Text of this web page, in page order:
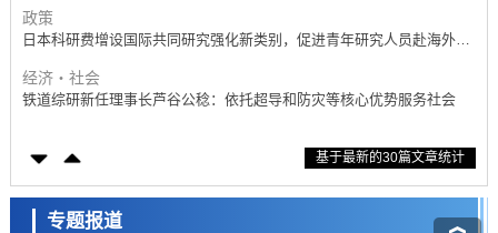
经济・社会
铁道综研新任理事长芦谷公稔：依托超导和防灾等核心优势服务社会
科学研究
东京大学通过叶绿体基因组编辑技术强化碳固定酶，成功提高光合作用
藤田医科大学等成功鉴定出非结核分枝杆菌生存的必需基因，首次揭示
经济・社会
【AI法下篇】如何应对AI的不可控性——中央大学平野晋教授专访
基于最新的30篇文章统计
专题报道